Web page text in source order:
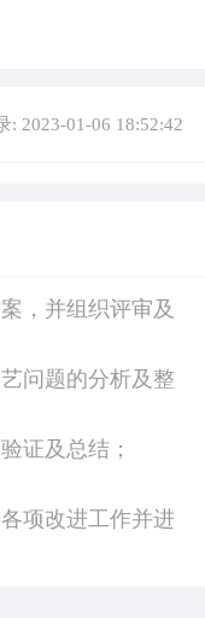
: 2023-01-06 18:52:42
，并组织评审及
问题的分析及整
证及总结；
项改进工作并进